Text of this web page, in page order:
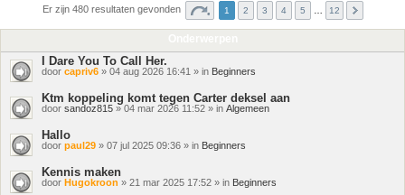
Er zijn 480 resultaten gevonden 1 2 3 4 5 12
I Dare You To Call Her.
door capriv6 » 04 aug 2026 16:41 » in Beginners
Ktm koppeling komt tegen Carter deksel aan
door sandoz815 » 04 mar 2026 11:52 » in Algemeen
Hallo
door paul29 » 07 jul 2025 09:36 » in Beginners
Kennis maken
door Hugokroon » 21 mar 2025 17:52 » in Beginners